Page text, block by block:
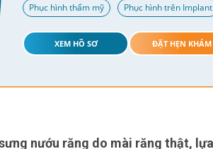
Phục hình thẩm mỹ Phục hình trên Implant
XEM HỒ SƠ ĐẶT HẸN KHÁM